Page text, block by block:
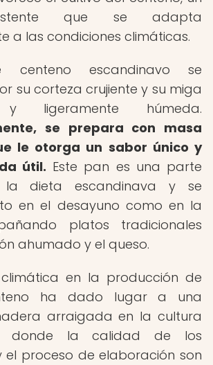
que se adapta
a las condiciones climáticas.
escandinavo se
su corteza crujiente y su miga
ligeramente húmeda.
se prepara con masa
le otorga un sabor único y
útil. Este pan es una parte
la dieta escandinava y se
en el desayuno como en la
platos tradicionales
ahumado y el queso.
en la producción de
ha dado lugar a una
arraigada en la cultura
donde la calidad de los
el proceso de elaboración son